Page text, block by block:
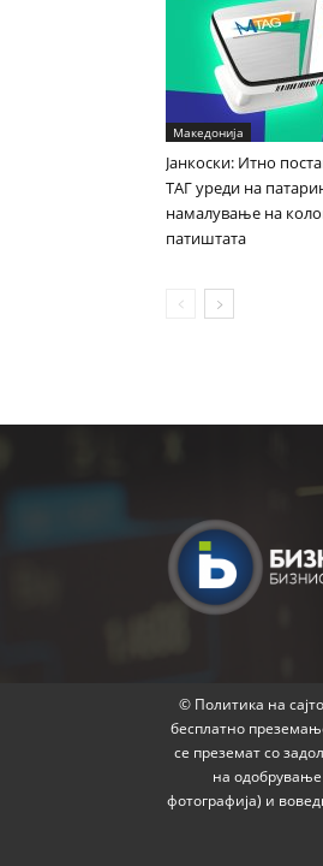
Македонија
Јанкоски: Итно
ТАГ уреди на
намалување на
патиштата
© Политика на
бесплатно
се преземат со
на
фотографија) и